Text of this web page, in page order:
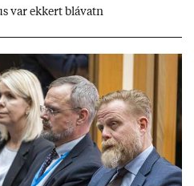
var ekk­ert blá­vatn